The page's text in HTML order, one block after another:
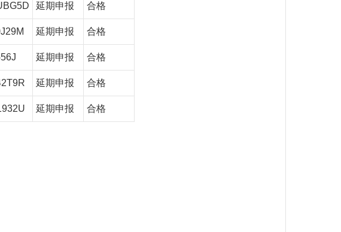
延期申报 合格
延期申报 合格
延期申报 合格
延期申报 合格
延期申报 合格